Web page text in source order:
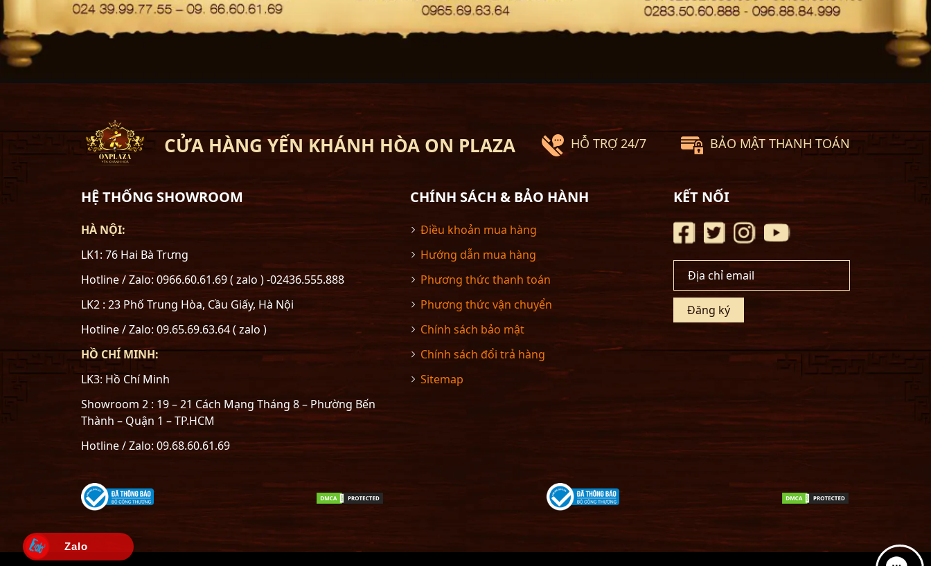
CỬA HÀNG YẾN KHÁNH HÒA ON PLAZA HỖ TRỢ 24/7 BẢO MẬT THANH TOÁN
HỆ THỐNG SHOWROOM
HÀ NỘI:
LK1: 76 Hai Bà Trưng
Hotline / Zalo: 0966.60.61.69 ( zalo ) -02436.555.888
LK2 : 23 Phố Trung Hòa, Cầu Giấy, Hà Nội
Hotline / Zalo: 09.65.69.63.64 ( zalo )
HỒ CHÍ MINH:
LK3: Hồ Chí Minh
Showroom 2 : 19 – 21 Cách Mạng Tháng 8 – Phường Bến
Thành – Quận 1 – TP.HCM
Hotline / Zalo: 09.68.60.61.69
CHÍNH SÁCH & BẢO HÀNH
Điều khoản mua hàng
Hướng dẫn mua hàng
Phương thức thanh toán
Phương thức vận chuyển
Chính sách bảo mật
Chính sách đổi trả hàng
Sitemap
KẾT NỐI
Zalo